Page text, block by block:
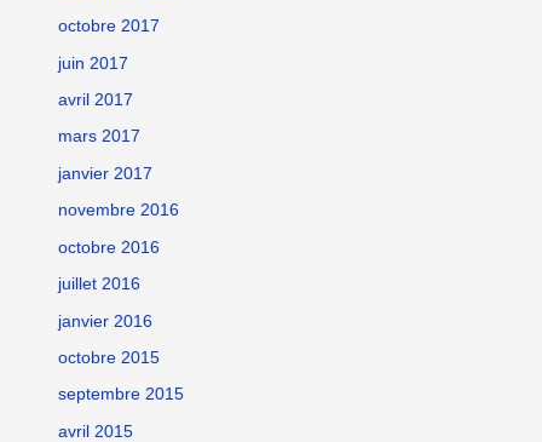
octobre 2017
juin 2017
avril 2017
mars 2017
janvier 2017
novembre 2016
octobre 2016
juillet 2016
janvier 2016
octobre 2015
septembre 2015
avril 2015